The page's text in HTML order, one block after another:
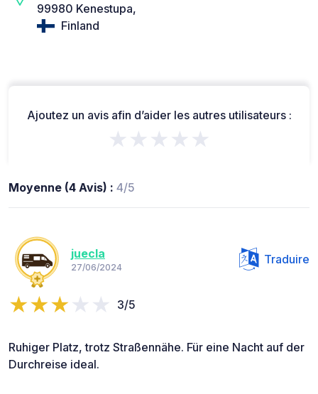
99980 Kenestupa,
Finland
Ajoutez un avis afin d’aider les autres utilisateurs :
★★★★★
Moyenne (4 Avis) : 4/5
juecla
27/06/2024
Traduire
3/5
Ruhiger Platz, trotz Straßennähe. Für eine Nacht auf der
Durchreise ideal.